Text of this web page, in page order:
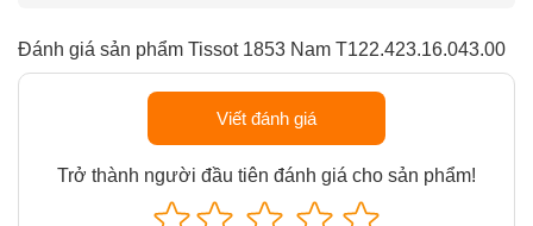
Đánh giá sản phẩm Tissot 1853 Nam T122.423.16.043.00
Viết đánh giá
Trở thành người đầu tiên đánh giá cho sản phẩm!